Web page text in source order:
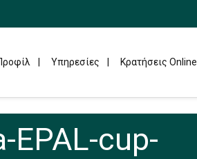
Υπηρεσίες Κρατήσεις Online
EPAL-cup-